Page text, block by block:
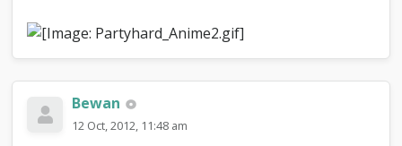
Bewan
12 Oct, 2012, 11:48 am